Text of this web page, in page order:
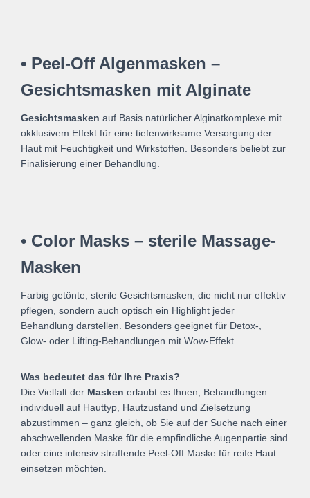
• Peel-Off Algenmasken –
Gesichtsmasken mit Alginate
Gesichtsmasken auf Basis natürlicher Alginatkomplexe mit
okklusivem Effekt für eine tiefenwirksame Versorgung der
Haut mit Feuchtigkeit und Wirkstoffen. Besonders beliebt zur
Finalisierung einer Behandlung.
• Color Masks – sterile Massage-
Masken
Farbig getönte, sterile Gesichtsmasken, die nicht nur effektiv
pflegen, sondern auch optisch ein Highlight jeder
Behandlung darstellen. Besonders geeignet für Detox-,
Glow- oder Lifting-Behandlungen mit Wow-Effekt.
Was bedeutet das für Ihre Praxis?
Die Vielfalt der Masken erlaubt es Ihnen, Behandlungen
individuell auf Hauttyp, Hautzustand und Zielsetzung
abzustimmen – ganz gleich, ob Sie auf der Suche nach einer
abschwellenden Maske für die empfindliche Augenpartie sind
oder eine intensiv straffende Peel-Off Maske für reife Haut
einsetzen möchten.